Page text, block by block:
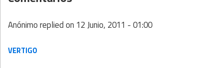
Anónimoreplied on 12 Junio, 2011 - 01:00
VERTIGO